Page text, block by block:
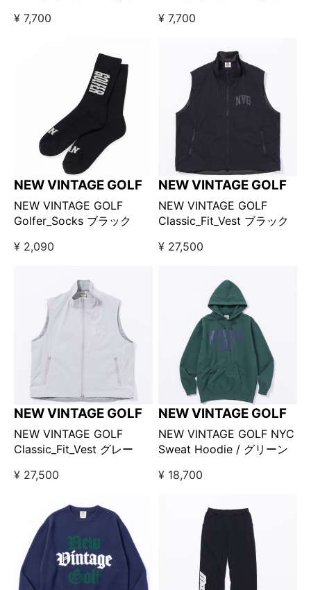
ートバッグ
¥ 7,700
ートバッグ
¥ 7,700
NEW VINTAGE GOLF
NEW VINTAGE GOLF
Golfer_Socks ブラック
¥ 2,090
NEW VINTAGE GOLF
NEW VINTAGE GOLF
Classic_Fit_Vest ブラック
¥ 27,500
NEW VINTAGE GOLF
NEW VINTAGE GOLF
Classic_Fit_Vest グレー
¥ 27,500
NEW VINTAGE GOLF
NEW VINTAGE GOLF NYC
Sweat Hoodie / グリーン
¥ 18,700